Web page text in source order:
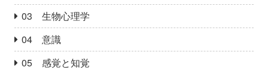
03 生物心理学
04 意識
05 感覚と知覚